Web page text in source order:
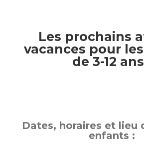
Les prochains
vacances pour
de 3-12
Dates, horaires et lieu
enfants :